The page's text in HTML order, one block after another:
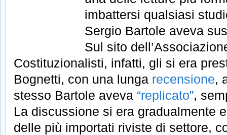
imbattersi qualsiasi
Sergio Bartole aveva
Sul sito
Costituzionalisti, infatti, gli si era
Bognetti, con una lunga recensione,
stesso Bartole aveva “replicato”,
La discussione si era gradualmente
delle più importati riviste di settore,